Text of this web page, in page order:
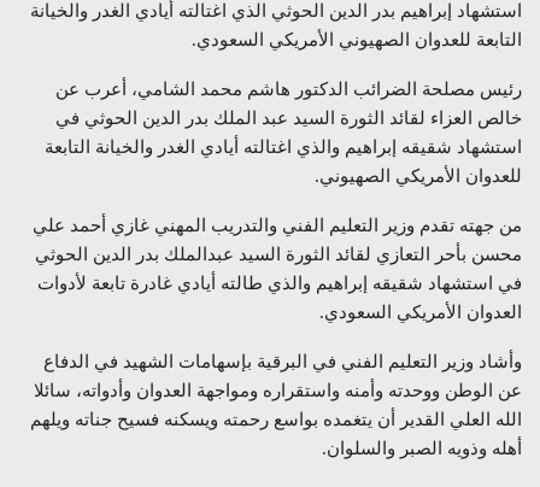
استشهاد إبراهيم بدر الدين الحوثي الذي اغتالته أيادي الغدر والخيانة
التابعة للعدوان الصهيوني الأمريكي السعودي.
رئيس مصلحة الضرائب الدكتور هاشم محمد الشامي، أعرب عن
خالص العزاء لقائد الثورة السيد عبد الملك بدر الدين الحوثي في
استشهاد شقيقه إبراهيم والذي اغتالته أيادي الغدر والخيانة التابعة
للعدوان الأمريكي الصهيوني.
من جهته تقدم وزير التعليم الفني والتدريب المهني غازي أحمد علي
محسن بأحر التعازي لقائد الثورة السيد عبدالملك بدر الدين الحوثي
في استشهاد شقيقه إبراهيم والذي طالته أيادي غادرة تابعة لأدوات
العدوان الأمريكي السعودي.
وأشاد وزير التعليم الفني في البرقية بإسهامات الشهيد في الدفاع
عن الوطن ووحدته وأمنه واستقراره ومواجهة العدوان وأدواته، سائلا
الله العلي القدير أن يتغمده بواسع رحمته ويسكنه فسيح جناته ويلهم
أهله وذويه الصبر والسلوان.